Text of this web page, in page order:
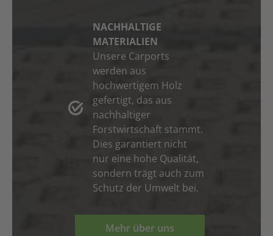
NACHHALTIGE
MATERIALIEN
Unsere Carports
werden aus
hochwertigem Holz
gefertigt, das aus
nachhaltiger
Forstwirtschaft stammt.
Dies garantiert nicht
nur eine hohe Qualität,
sondern trägt auch zum
Schutz der Umwelt bei.
Mehr über uns